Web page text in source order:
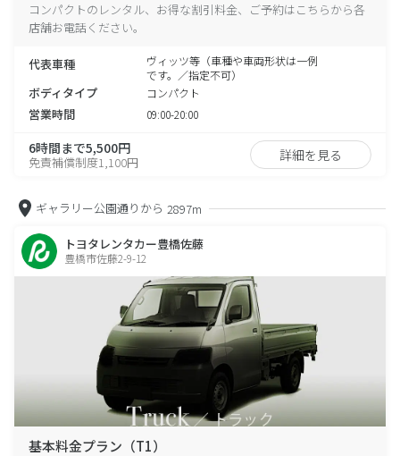
コンパクトのレンタル、お得な割引料金、ご予約はこちらから各
店舗お電話ください。
代表車種
ヴィッツ等（車種や車両形状は一例
です。／指定不可）
ボディタイプ コンパクト
営業時間 09:00-20:00
6時間まで5,500円
免責補償制度1,100円 詳細を見る
ギャラリー公園通りから 2897m
トヨタレンタカー豊橋佐藤
豊橋市佐藤2-9-12
基本料金プラン（T1）